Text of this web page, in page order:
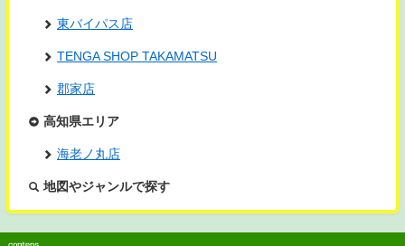
東バイパス店
TENGA SHOP TAKAMATSU
郡家店
高知県エリア
海老ノ丸店
地図やジャンルで探す